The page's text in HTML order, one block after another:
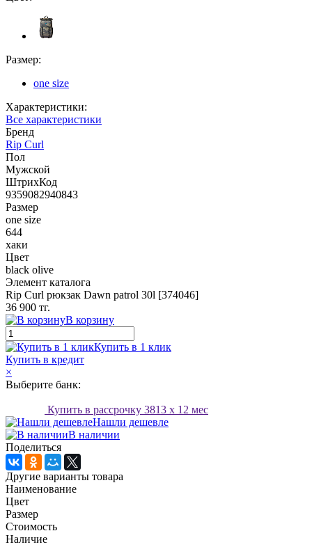
Размер:
one size
Характеристики:
Все характеристики
Бренд
Rip Curl
Пол
Мужской
ШтрихКод
9359082940843
Размер
one size
644
хаки
Цвет
black olive
Элемент каталога
Rip Curl рюкзак Dawn patrol 30l [374046]
36 900 тг.
В корзину
Купить в 1 клик
Купить в кредит
×
Выберите банк:
Купить в рассрочку 3813 x 12 мес
Нашли дешевле
В наличии
Поделиться
Другие варианты товара
Наименование
Цвет
Размер
Стоимость
Наличие